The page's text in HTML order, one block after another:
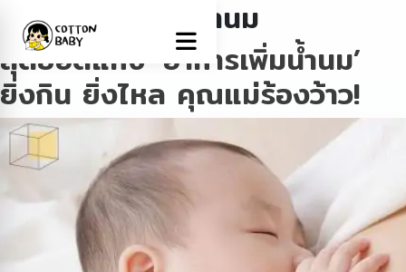
Tag:อาหารเพิ่มน้ำนม
สุดยอดแห่ง ‘อาหารเพิ่มน้ำนม’
ยิ่งกิน ยิ่งไหล คุณแม่ร้องว้าว!